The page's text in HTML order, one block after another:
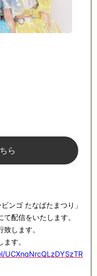
ら
ンゴ たなばたまつり」
配信をいたします。
します。
す。